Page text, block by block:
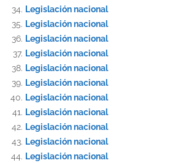
Legislación nacional
Legislación nacional
Legislación nacional
Legislación nacional
Legislación nacional
Legislación nacional
Legislación nacional
Legislación nacional
Legislación nacional
Legislación nacional
Legislación nacional